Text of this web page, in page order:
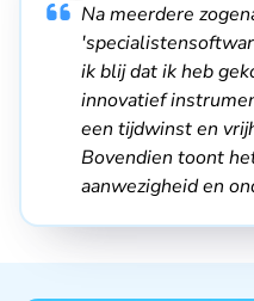
Na meerdere
ik blij dat ik heb
innovatief
een tijdwinst en
Bovendien toont
aanwezigheid en